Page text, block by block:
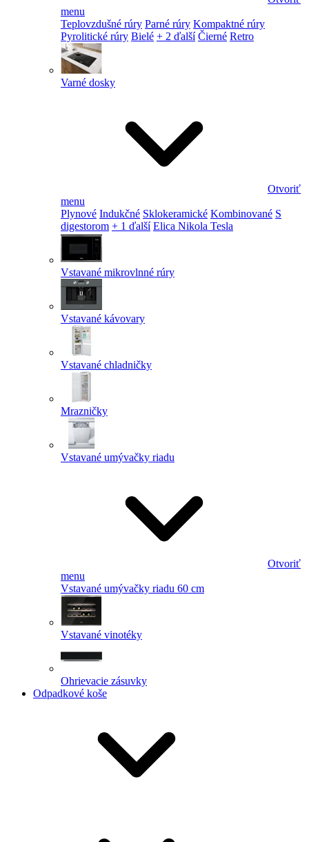
menu
Teplovzdušné rúry Parné rúry Kompaktné rúry
Pyrolitické rúry Bielé + 2 ďalší Čierné Retro
Varné dosky
Otvoriť
menu
Plynové Indukčné Sklokeramické Kombinované S
digestorom + 1 ďalší Elica Nikola Tesla
Vstavané mikrovlnné rúry
Vstavané kávovary
Vstavané chladničky
Mrazničky
Vstavané umývačky riadu
Otvoriť
menu
Vstavané umývačky riadu 60 cm
Vstavané vinotéky
Ohrievacie zásuvky
Odpadkové koše